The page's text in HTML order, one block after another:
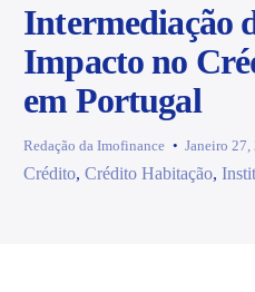
Intermediação
Impacto no
em Portugal
Redação da Imofinance Janeiro 27,
Crédito,Crédito Habitação,